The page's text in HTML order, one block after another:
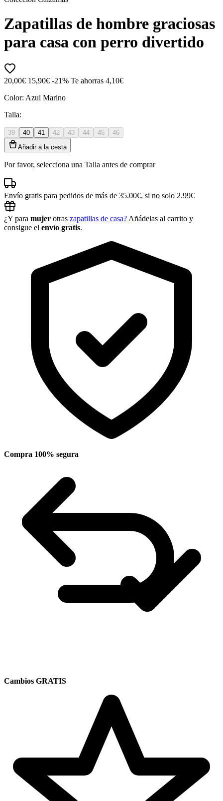
Zapatillas de hombre graciosas
para casa con perro divertido
20,00€ 15,90€ -21% Te ahorras 4,10€
Color: Azul Marino
Talla:
39 40 41 42 43 44 45
46
Añadir a la cesta
Por favor, selecciona una Talla antes de comprar
Envío gratis para pedidos de más de 35.00€, si no solo 2.99€
¿Y para mujer otras zapatillas de casa? Añádelas al carrito y
consigue el envío gratis.
Compra 100% segura
Cambios GRATIS